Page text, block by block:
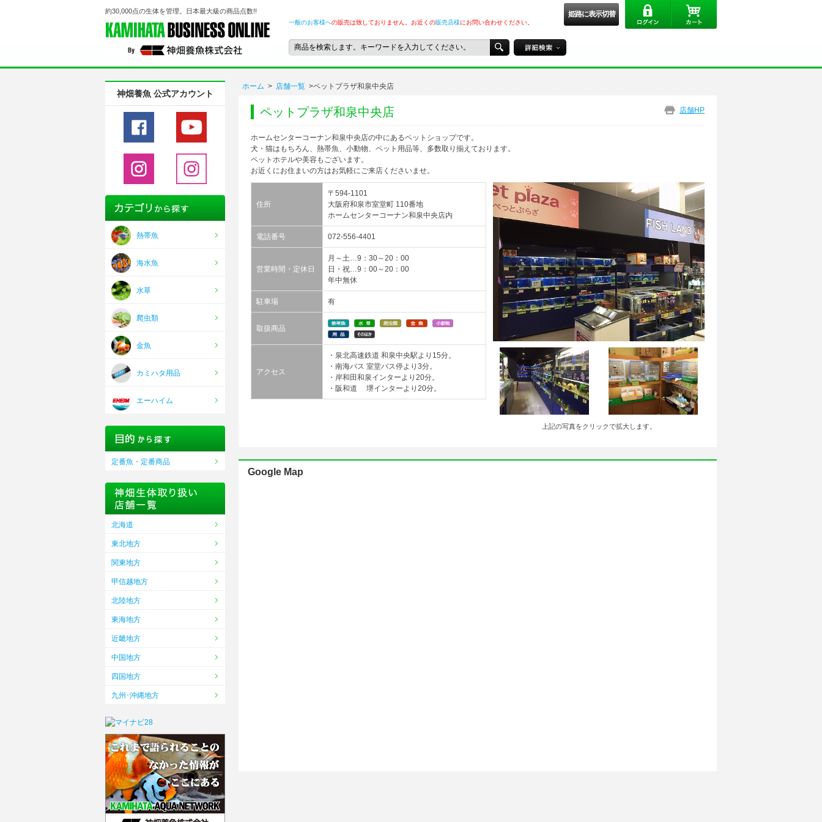
約30,000点の生体を管理。日本最大級の商品点数!! 姫路に表示切替
一般のお客様への販売は致しておりません。お近くの販売店様にお問い合わせください。
ホーム > 店舗一覧 >ペットプラザ和泉中央店
ペットプラザ和泉中央店 店舗HP
ホームセンターコーナン和泉中央店の中にあるペットショップです。
犬・猫はもちろん、熱帯魚、小動物、ペット用品等、多数取り揃えております。
ペットホテルや美容もございます。
お近くにお住まいの方はお気軽にご来店くださいませ。
住所
〒594-1101
大阪府和泉市室堂町 110番地
ホームセンターコーナン和泉中央店内
電話番号 072-556-4401
営業時間・定休日
月～土…9：30～20：00
日・祝…9：00～20：00
年中無休
駐車場 有
取扱商品
アクセス
・泉北高速鉄道 和泉中央駅より15分。
・南海バス 室堂バス停より3分。
・岸和田和泉インターより20分。
・阪和道 堺インターより20分。
上記の写真をクリックで拡大します。
Google Map
神畑養魚 公式アカウント
熱帯魚
海水魚
水草
爬虫類
金魚
カミハタ用品
エーハイム
定番魚・定番商品
北海道
東北地方
関東地方
甲信越地方
北陸地方
東海地方
近畿地方
中国地方
四国地方
九州･沖縄地方